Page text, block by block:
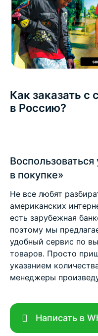
Как заказать с
в Россию?
в покупке»
Не все любят
американских
есть зарубежная
поэтому мы
удобный сервис по
товаров. Просто
указанием
менеджеры
Написать в